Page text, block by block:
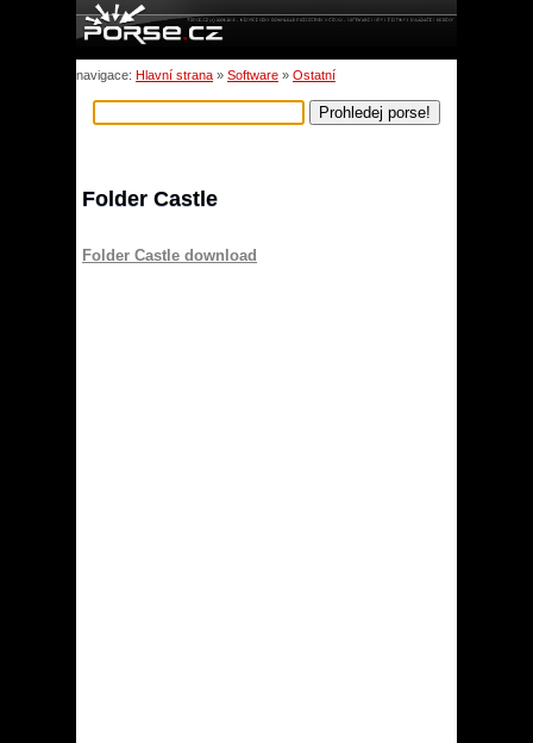
navigace: Hlavní strana » Software » Ostatní
Folder Castle
Folder Castle download